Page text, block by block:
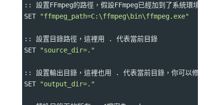
:: 設置FFmpeg的路徑，假設FFmpeg已經加到了系統環境
SET
"ffmpeg_path=C:\ffmpeg\bin\ffmpeg.exe"
:: 設置目錄路徑，這裡用 . 代表當前目錄
SET
"source_dir=."
:: 設置輸出目錄，這裡也用 . 代表當前目錄，你可以修改為任
SET
"output_dir=."